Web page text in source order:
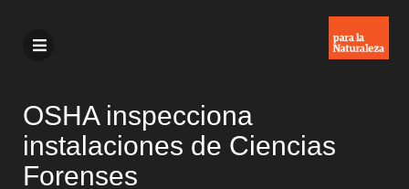
OSHA inspecciona
instalaciones de Ciencias
Forenses